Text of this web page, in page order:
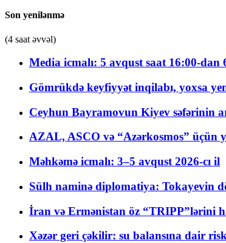
Son yenilənmə
(4 saat əvvəl)
Media icmalı: 5 avqust saat 16:00-dan
Gömrükdə keyfiyyət inqilabı, yoxsa
Ceyhun Bayramovun Kiyev səfərinin
AZAL, ASCO və “Azərkosmos” üçün
Məhkəmə icmalı: 3–5 avqust 2026-cı il
Sülh naminə diplomatiya: Tokayevin
İran və Ermənistan öz “TRIPP”lərini
Xəzər geri çəkilir: su balansına dair